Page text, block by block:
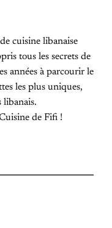
cuisine libanaise
tous les secrets de
années à parcourir le
les plus uniques,
libanais.
de Fifi !